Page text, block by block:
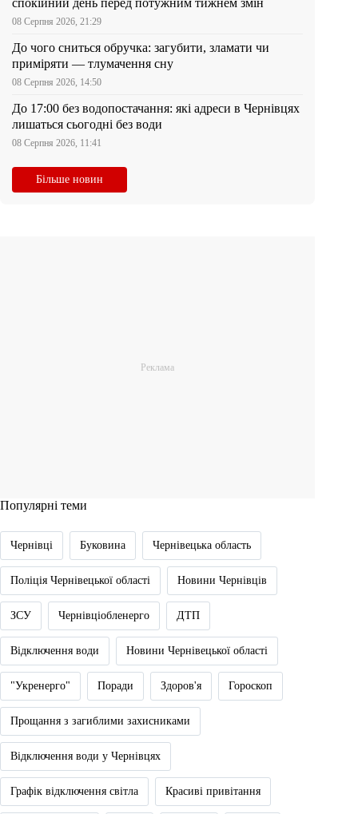
спокійний день перед потужним тижнем змін
08 Серпня 2026, 21:29
До чого сниться обручка: загубити, зламати чи
приміряти — тлумачення сну
08 Серпня 2026, 14:50
До 17:00 без водопостачання: які адреси в Чернівцях
лишаться сьогодні без води
08 Серпня 2026, 11:41
Більше новин
Популярні теми
Чернівці Буковина Чернівецька область
Поліція Чернівецької області Новини Чернівців
ЗСУ Чернівціобленерго ДТП
Відключення води Новини Чернівецької області
"Укренерго" Поради Здоров'я Гороскоп
Прощання з загиблими захисниками
Відключення води у Чернівцях
Графік відключення світла Красиві привітання